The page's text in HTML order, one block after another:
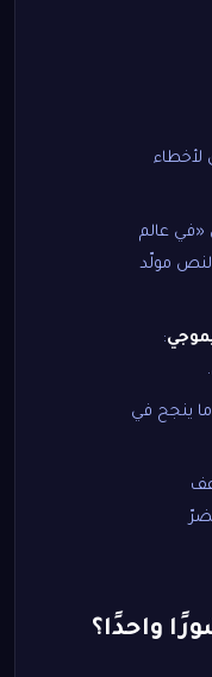
لأخطاء
«في عالم
مولّد
:
ينجح في
واحدًا؟